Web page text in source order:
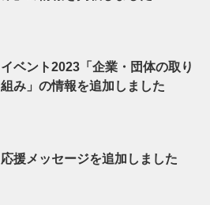
イベント2023「企業・団体の取り
組み」の情報を追加しました
応援メッセージを追加しました